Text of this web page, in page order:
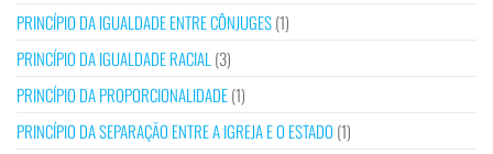
PRINCÍPIO DA IGUALDADE ENTRE CÔNJUGES(1)
PRINCÍPIO DA IGUALDADE RACIAL (3)
PRINCÍPIO DA PROPORCIONALIDADE(1)
PRINCÍPIO DA SEPARAÇÃO ENTRE A IGREJA E O ESTADO (1)